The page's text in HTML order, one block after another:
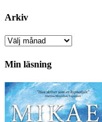
Arkiv
Arkiv
Min läsning